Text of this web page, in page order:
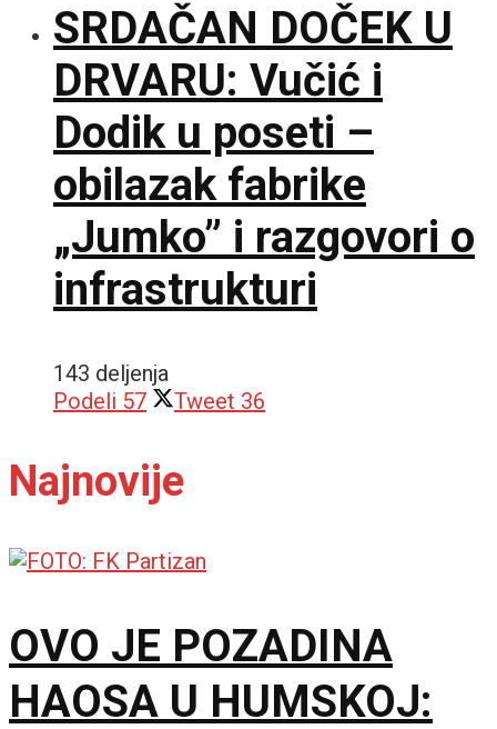
SRDAČAN DOČEK U
DRVARU: Vučić i
Dodik u poseti –
obilazak fabrike
„Jumko” i razgovori o
infrastrukturi
143 deljenja
Podeli 57 Tweet 36
Najnovije
OVO JE POZADINA
HAOSA U HUMSKOJ: